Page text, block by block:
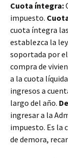
Cuota íntegra:
impuesto.
cuota íntegra
establezca la
soportada por
compra de
a la cuota
ingresos a
largo del año.
ingresar a la
impuesto. Es la
de demora,